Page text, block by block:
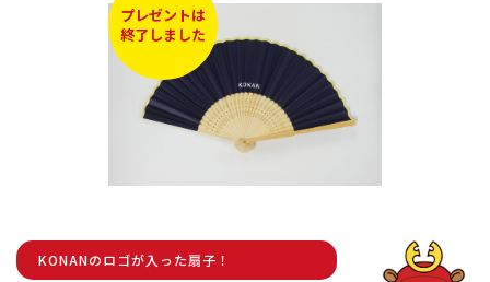
プレゼントは
終了しました
KONANのロゴが入った扇子！